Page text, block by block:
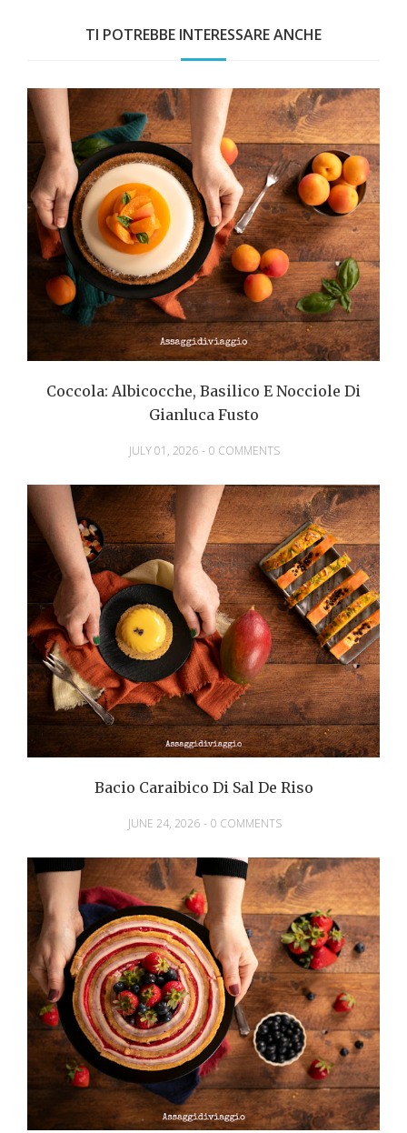
TI POTREBBE INTERESSARE ANCHE
Coccola: Albicocche, Basilico E Nocciole Di
Gianluca Fusto
JULY 01, 2026 - 0 COMMENTS
Bacio Caraibico Di Sal De Riso
JUNE 24, 2026 - 0 COMMENTS